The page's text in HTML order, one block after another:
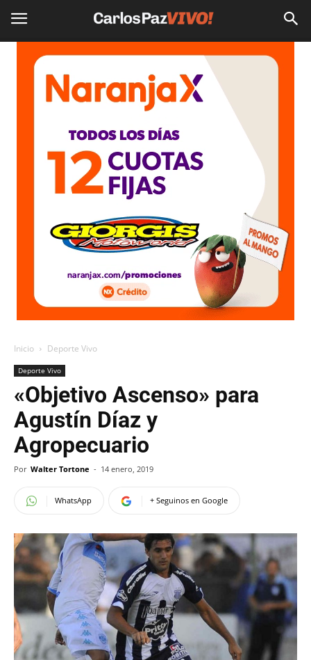
Inicio Deporte Vivo
Deporte Vivo
«Objetivo Ascenso» para
Agustín Díaz y
Agropecuario
Por Walter Tortone - 14 enero, 2019
WhatsApp + Seguinos en Google